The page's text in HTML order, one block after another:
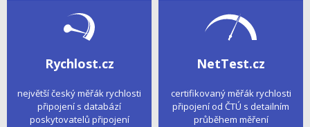
Rychlost.cz
největší český měřák rychlosti
připojení s databází
poskytovatelů připojení
NetTest.cz
certifikovaný měřák rychlosti
připojení od ČTÚ s detailním
průběhem měření